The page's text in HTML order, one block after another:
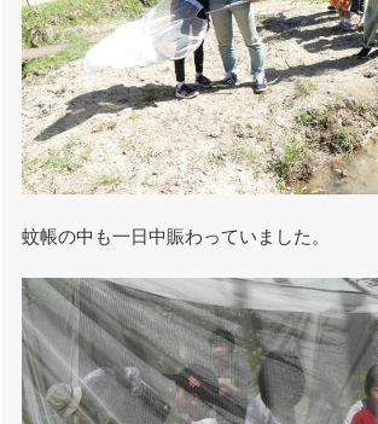
蚊帳の中も一日中賑わっていました。